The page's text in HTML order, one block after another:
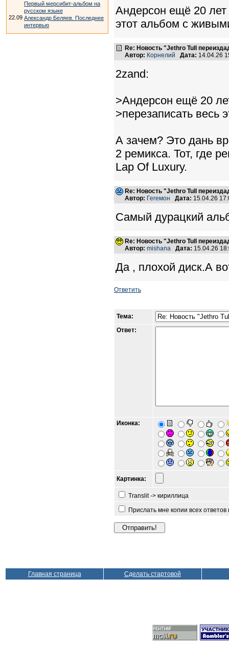
Первый мерсибит-альбом на
русском языке
22.09 Александр Беляев. Последнее
интервью
Андерсон ещё 20 лет
этот альбом с
Re: Новость "Jethro Tull
Автор: Корнелий Дата: 14.04.26
2zand:
>Андерсон ещё 20
>перезаписать весь
А зачем? Это дань
2 ремикса. Тот, где
Lap Of Luxury.
Re: Новость "Jethro Tull
Автор: Гегемон Дата: 15.04.26
Самый дурацкий
Re: Новость "Jethro Tull
Автор: mishana Дата: 15.04.26
Да , плохой диск.А
Ответить
Тема:
Ответ:
Иконка:
Картинка:
Translit -> кириллица
Прислать мне копии всех
Главная страница Сделать стартовой